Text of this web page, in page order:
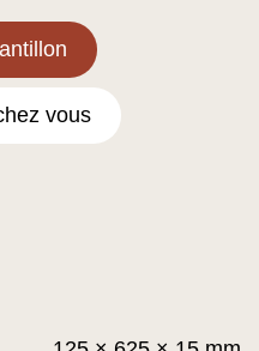
vous